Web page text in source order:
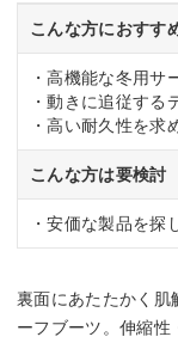
こんな方におすす
・高機能な冬用サ
・動きに追従する
・高い耐久性を求
こんな方は要検討
・安価な製品を探
裏面にあたたかく肌
ーフブーツ。伸縮性